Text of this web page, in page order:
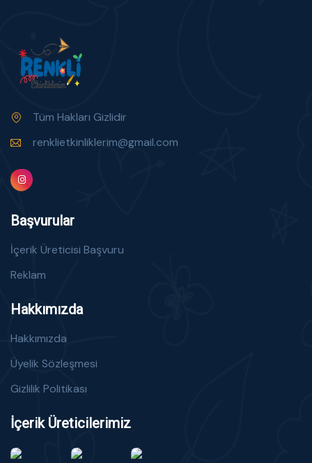
Tüm Hakları Gizlidir
renklietkinliklerim@gmail.com
Başvurular
İçerik Üreticisi Başvuru
Reklam
Hakkımızda
Hakkımızda
Üyelik Sözleşmesi
Gizlilik Politikası
İçerik Üreticilerimiz